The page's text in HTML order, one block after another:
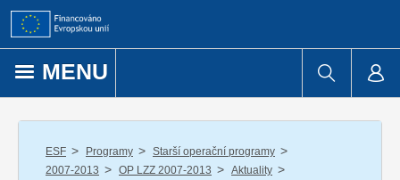
Přejít k obsahu
MENU
ESF / Programy / Starší operační programy /
2007-2013 / OP LZZ 2007-2013 / Aktuality /